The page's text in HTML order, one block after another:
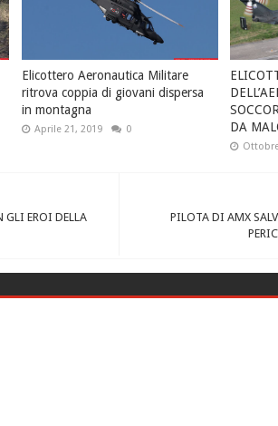
Elicottero Aeronautica Militare
ritrova coppia di giovani dispersa
in montagna
Aprile 21, 2019 0
DA
PILOTA DI AMX
GLI EROI DELLA